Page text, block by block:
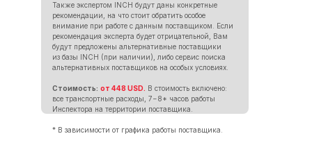
Также экспертом INCH будут даны конкретные
рекомендации, на что стоит обратить особое
внимание при работе с данным поставщиком. Если
рекомендация эксперта будет отрицательной, Вам
будут предложены альтернативные поcтавщики
из базы INCH (при наличии), либо сервис поиска
альтернативных поставщиков на особых условиях.
Стоимость: от 448 USD. В стоимость включено:
все транспортные расходы, 7−8* часов работы
Инспектора на территории поставщика.
* В зависимости от графика работы поставщика.